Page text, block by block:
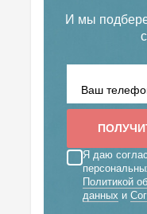
И мы
Я даю
Политикой
данных и